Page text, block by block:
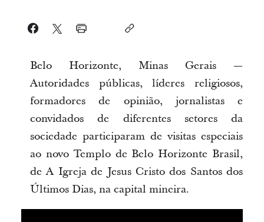
Belo Horizonte, Minas Gerais —
Autoridades públicas, líderes religiosos,
formadores de opinião, jornalistas e
convidados de diferentes setores da
sociedade participaram de visitas especiais
ao novo Templo de Belo Horizonte Brasil,
de A Igreja de Jesus Cristo dos Santos dos
Últimos Dias, na capital mineira.